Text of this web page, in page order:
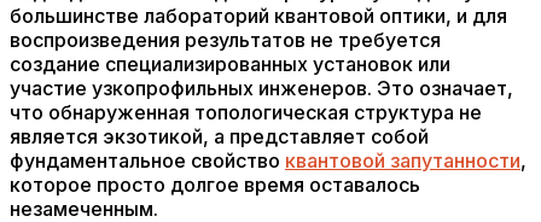
большинстве лабораторий квантовой оптики, и для
воспроизведения результатов не требуется
создание специализированных установок или
участие узкопрофильных инженеров. Это означает,
что обнаруженная топологическая структура не
является экзотикой, а представляет собой
фундаментальное свойство квантовой запутанности,
которое просто долгое время оставалось
незамеченным.